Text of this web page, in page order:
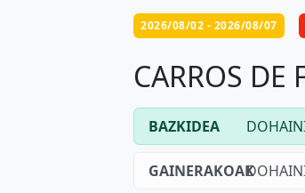
2026/08/02 - 2026/08/07
CARROS DE
BAZKIDEA
GAINERAKOAK